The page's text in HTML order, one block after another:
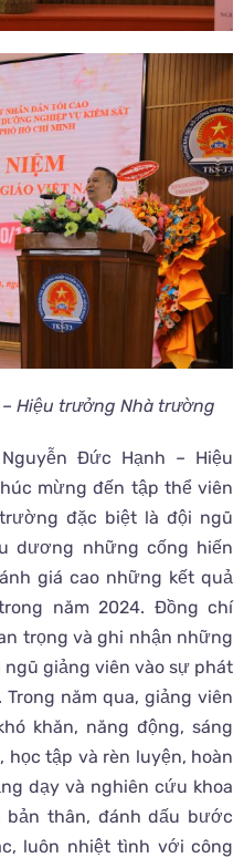
– Hiệu trưởng Nhà trường
Đức Hạnh – Hiệu
mừng đến tập thể viên
đặc biệt là đội ngũ
dương những cống hiến
giá cao những kết quả
năm 2024. Đồng chí
trọng và ghi nhận những
giảng viên vào sự phát
năm qua, giảng viên
khăn, năng động, sáng
tập và rèn luyện, hoàn
dạy và nghiên cứu khoa
thân, đánh dấu bước
luôn nhiệt tình với công